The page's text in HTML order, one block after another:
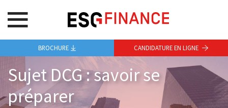
Sujet DCG : savoir se
préparer
BROCHURE CANDIDATURE EN LIGNE